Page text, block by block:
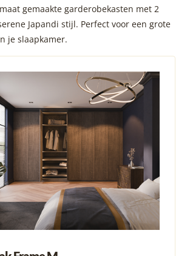
gemaakte garderobekasten met 2
Japandi stijl. Perfect voor een grote
je slaapkamer.